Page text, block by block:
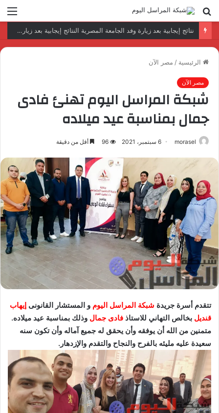
بحث
عن
نتائج إيجابية بعد زيارة وفد الجامعة المصرية النتائج إيجابية بعد زيارة وفد الجامعة المصرية الروسية لمصنع الإلكترونياتروسية لمصنع الإلكترونيات
الرئيسية / مصر الآن
مصر الآن
شبكة المراسل اليوم تهنئ فادى
جمال بمناسبة عيد ميلاده
morasel 6 سبتمبر، 2021 96 أقل من دقيقة
تتقدم أسرة جريدة شبكة المراسل اليوم و المستشار القانونى إيهاب
قنديل بخالص التهاني للاستاذ فادى جمال وذلك بمناسبة عيد ميلاده.
متمنين من الله أن يوفقه وأن يحقق له جميع آماله وأن تكون سنه
سعيدة عليه مليئه بالفرح والنجاح والتقدم والإزدهار.